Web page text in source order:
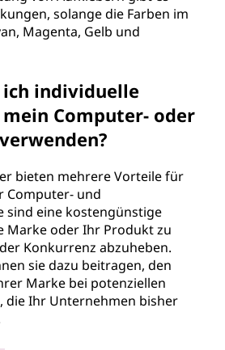
solange die Farben im
Magenta, Gelb und
individuelle
Computer- oder
bieten mehrere Vorteile für
Computer- und
sind eine kostengünstige
Marke oder Ihr Produkt zu
Konkurrenz abzuheben.
sie dazu beitragen, den
Marke bei potenziellen
die Ihr Unternehmen bisher